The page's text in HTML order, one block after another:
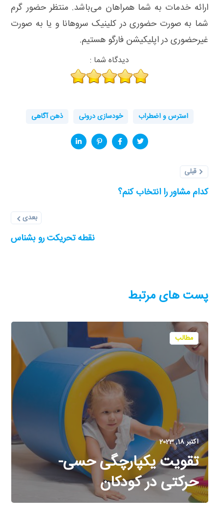
ارائه خدمات به شما همراهان می‌باشد. منتظر حضور گرم
شما به صورت حضوری در کلینیک سروهانا و یا به صورت
غیرحضوری در اپلیکیشن فارگو هستیم.
دیدگاه شما :
استرس و اضطراب خودسازی درونی ذهن آگاهی
قبلی
کدام مشاور را انتخاب کنم؟
بعدی
نقطه تحریکت رو بشناس
پست های مرتبط
مطالب
اکتبر 18, 2023
تقویت یکپارچگی حسی-
حرکتی در کودکان